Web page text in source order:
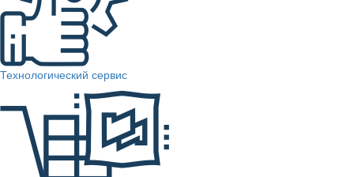
Технологический сервис